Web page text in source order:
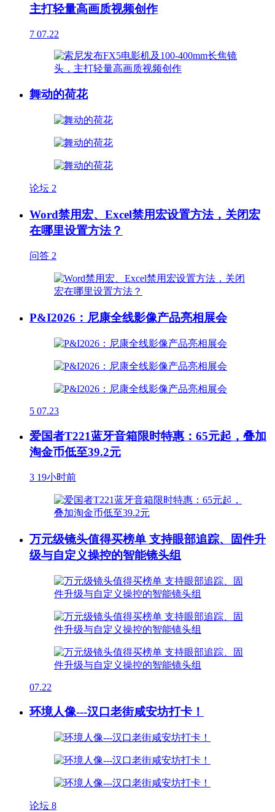
主打轻量高画质视频创作
7 07.22
舞动的荷花
论坛 2
Word禁用宏、Excel禁用宏设置方法，关闭宏
在哪里设置方法？
问答 2
P&I2026：尼康全线影像产品亮相展会
5 07.23
爱国者T221蓝牙音箱限时特惠：65元起，叠加
淘金币低至39.2元
3 19小时前
万元级镜头值得买榜单 支持眼部追踪、固件升
级与自定义操控的智能镜头组
07.22
环境人像---汉口老街咸安坊打卡！
论坛 8